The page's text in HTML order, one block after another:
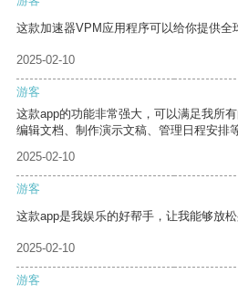
这款加速器VPM应用程序可以给你提供全
2025-02-10
游客
这款app的功能非常强大，可以满足我所
编辑文档、制作演示文稿、管理日程安排等
2025-02-10
游客
这款app是我娱乐的好帮手，让我能够放松
2025-02-10
游客